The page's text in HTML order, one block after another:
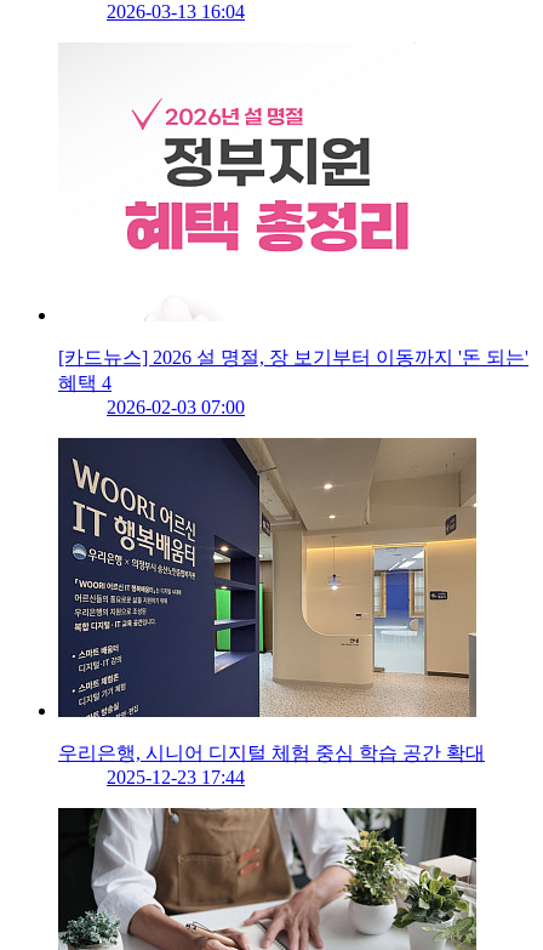
2026-03-13 16:04
[카드뉴스] 2026 설 명절, 장 보기부터 이동까지 '돈 되는'
혜택 4
2026-02-03 07:00
우리은행, 시니어 디지털 체험 중심 학습 공간 확대
2025-12-23 17:44